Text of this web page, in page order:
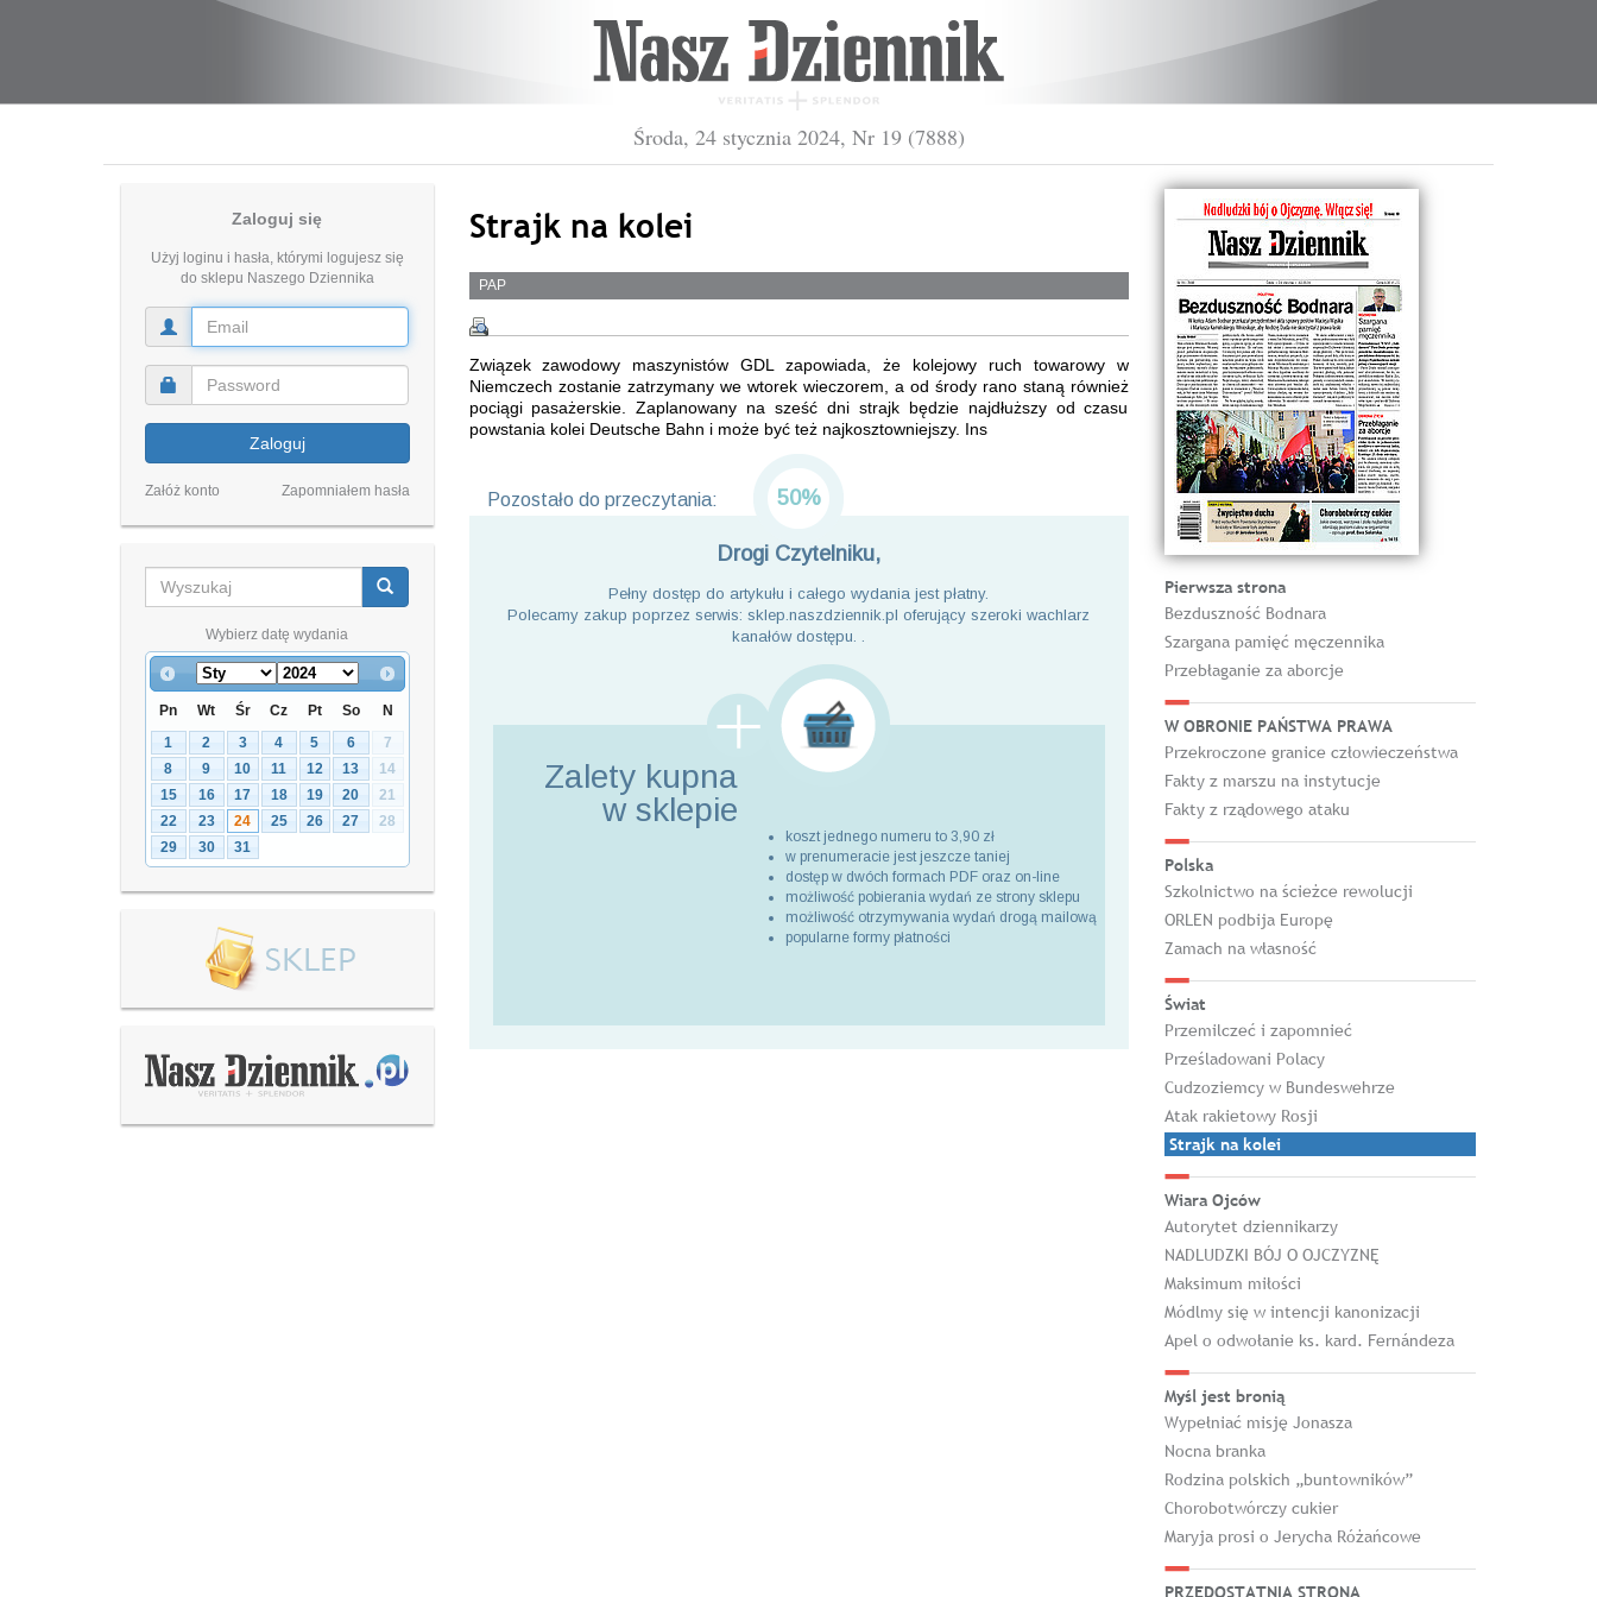
Środa, 24 stycznia 2024, Nr 19 (7888)
Zaloguj się
Użyj loginu i hasła, którymi logujesz się
do sklepu Naszego Dziennika
Zaloguj
Załóż konto Zapomniałem hasła
Wybierz datę wydania
Pn Wt Śr Cz Pt So
N
1
2 3 4 5 6
7
8
9 10 11 12 13
14
15
16 17 18 19 20
21
22
23 24 25 26 27
28
29
30 31
Strajk na kolei
PAP
Związek zawodowy maszynistów GDL zapowiada, że kolejowy ruch towarowy w
Niemczech zostanie zatrzymany we wtorek wieczorem, a od środy rano staną również
pociągi pasażerskie. Zaplanowany na sześć dni strajk będzie najdłuższy od czasu
powstania kolei Deutsche Bahn i może być też najkosztowniejszy. Ins
Pozostało do przeczytania: 50%
Drogi Czytelniku,
Pełny dostęp do artykułu i całego wydania jest płatny.
Polecamy zakup poprzez serwis: sklep.naszdziennik.pl oferujący szeroki wachlarz
kanałów dostępu. .
Zalety kupna
w sklepie
koszt jednego numeru to 3,90 zł
w prenumeracie jest jeszcze taniej
dostęp w dwóch formach PDF oraz on-line
możliwość pobierania wydań ze strony sklepu
możliwość otrzymywania wydań drogą mailową
popularne formy płatności
Pierwsza strona
Bezduszność Bodnara
Szargana pamięć męczennika
Przebłaganie za aborcje
W OBRONIE PAŃSTWA PRAWA
Przekroczone granice człowieczeństwa
Fakty z marszu na instytucje
Fakty z rządowego ataku
Polska
Szkolnictwo na ścieżce rewolucji
ORLEN podbija Europę
Zamach na własność
Świat
Przemilczeć i zapomnieć
Prześladowani Polacy
Cudzoziemcy w Bundeswehrze
Atak rakietowy Rosji
Strajk na kolei
Wiara Ojców
Autorytet dziennikarzy
NADLUDZKI BÓJ O OJCZYZNĘ
Maksimum miłości
Módlmy się w intencji kanonizacji
Apel o odwołanie ks. kard. Fernándeza
Myśl jest bronią
Wypełniać misję Jonasza
Nocna branka
Rodzina polskich „buntowników”
Chorobotwórczy cukier
Maryja prosi o Jerycha Różańcowe
PRZEDOSTATNIA STRONA